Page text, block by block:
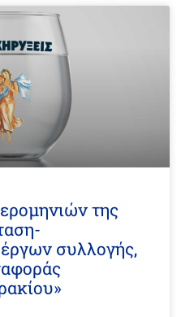
της
συλλογής,